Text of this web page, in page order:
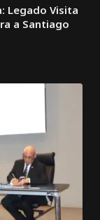
Legado Visita
a Santiago